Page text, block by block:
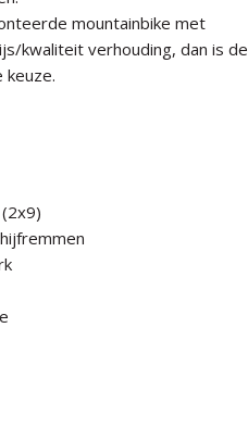
mountainbike met
kwaliteit verhouding, dan is de
keuze.